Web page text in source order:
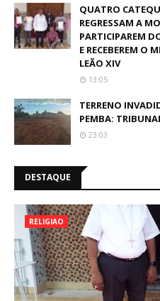
QUATRO
REGRESSAM A
PARTICIPAREM
E RECEBEREM O
LEÃO XIV
13:05
TERRENO
PEMBA:
23:03
DESTAQUE
RELIGIAO